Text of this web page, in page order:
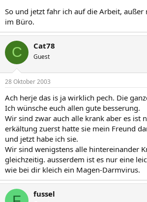
So und jetzt fahr ich auf die Arbeit,
im Büro.
C Cat78
Guest
28 Oktober 2003
Ach herje das is ja wirklich pech. Die
Ich wünsche euch allen gute besserung.
Wir sind zwar auch alle krank aber es ist
erkältung zuerst hatte sie mein Freund
und jetzt habe ich sie.
Wir sind wenigstens alle hintereinander
gleichzeitig. ausserdem ist es nur eine
wie bei dir kleich ein Magen-Darmvirus.
fussel